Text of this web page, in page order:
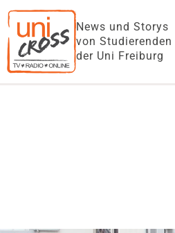
News und Storys
von Studierenden
der Uni Freiburg